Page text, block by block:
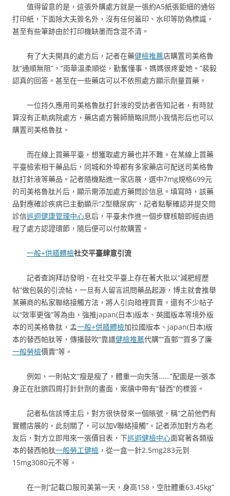
值得留意的是，這張外購處方就是一張約A5紙張鉅細的通俗
打印紙，下面除大夫簽名外，沒有任何蓋印、水印等防偽標識，
甚至有些筆跡由於打印機缺墨而含混不清。
有了大夫開具的處方后，記者在藥健檢推薦店購置司美格魯
肽“通順無阻”，“雨華溫柔順從，勤奮懂事，媽媽很疼愛她。”裴毅
認真的回答。甚至在一些藥店可以不依照處方顯示劑量買藥。
一位持久應用司美格魯肽打針液的受訪者告知記者，有時就
算沒有正軌病院處方，藥店處方醫師簡略訊問小我情形后也可以
購置司美格魯肽。
而在線上買藥平臺，想獲取處方藥也并不難。在某線上買藥
平臺檢索相干藥品后，同城和外埠都有多家藥店可配送司美格魯
肽打針液等藥品。記者隨機點進一家店展，選中7mg規格699元
的司美格魯肽片后，顯示需添加處方藥問診信息。填寫時，該藥
品對應確診疾病已主動顯示“2型糖尿病”，記者點擊確認并提交問
診信巡迴健康管理中心息后，平臺未作進一個步驟核驗即經由過
程了處方認證環節，隨后便可以付款購置。
一般+供膳體檢社交平臺肆意引流
記者查詢拜訪發明，在社交平臺上存在著大批以“減肥經歷
帖”做包裝的引流帖，一旦有人留言訊問藥品起源，博主就會推舉
某藥商的私家聯絡接觸方法，將人引向暗裡買賣。還有不少帖子
以“效率更強”等為由，強推japan(日本)版本、英國版本等境外版
本的司美格魯肽，孟一般+供膳體檢加拉國版本、japan(日本)版
本的替西帕肽等，傳播鼓吹“靠譜健檢推薦代購”“直郵”“買多了廉
一般勞檢價賣”等。
例如，一則帖文“瘦是瘦了，體重一向失落……”配圖是一張本
身正在肚臍四周打針針劑的畫面，案牘中帶有“替西”的標簽。
記者私信該博主后，對方很快發來一個賬號，稱“之前他們有
實體店展的，此刻關了，可以加V聯絡接觸”。記者添加對方為老
友后，對方立即甩來一張價目表，下巡迴健檢中心面寫著各類版
本的替西帕肽一般勞工健檢 ，從一盒一針2.5mg283元到
15mg3080元不等。
在一則“記載口服司美第一天，身高158，空肚體重63.45kg”